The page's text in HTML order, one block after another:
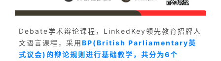
Debate学术辩论课程，LinkedKey领先教育招牌人
文语言课程，采用BP(British Parliamentary英
式议会)的辩论规则进行基础教学，共分为6个